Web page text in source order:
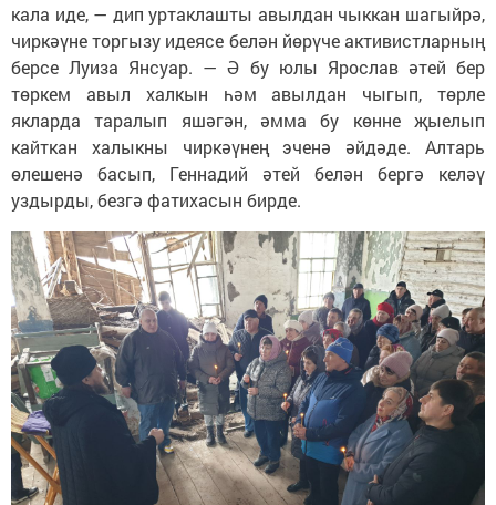
кала иде, — дип уртаклашты авылдан чыккан шагыйрә,
чиркәүне торгызу идеясе белән йөрүче активистларның
берсе Луиза Янсуар. — Ә бу юлы Ярослав әтей бер
төркем авыл халкын һәм авылдан чыгып, төрле
якларда таралып яшәгән, әмма бу көнне җыелып
кайткан халыкны чиркәүнең эченә әйдәде. Алтарь
өлешенә басып, Геннадий әтей белән бергә келәү
уздырды, безгә фатихасын бирде.